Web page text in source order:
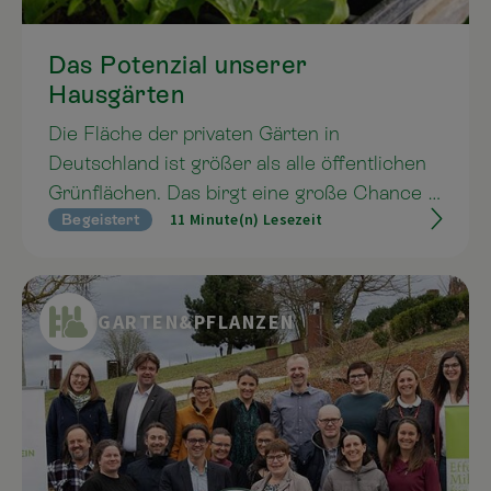
Das Potenzial unserer
Hausgärten
Die Fläche der privaten Gärten in
Deutschland ist größer als alle öffentlichen
Grünflächen. Das birgt eine große Chance in
sich, mit persönlichem und achtsamem
Kleinlebewesen entgegenzuwirken und die
Biodiversität zu erhöhen. Effektive
Mikroorganismen sind mit ihren Leben
aufbauenden Kräften dabei eine großartige
Unterstützung.
Begeistert 11 Minute(n) Lesezeit
GARTEN&PFLANZEN